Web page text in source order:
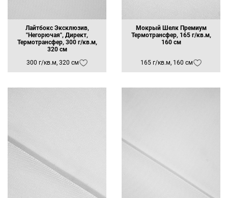
Лайтбокс Эксклюзив,
"Негорючая", Директ,
Термотрансфер, 300 г/кв.м,
320 см
300 г/кв.м, 320 см
Мокрый Шелк Премиум
Термотрансфер, 165 г/кв.м,
160 см
165 г/кв.м, 160 см